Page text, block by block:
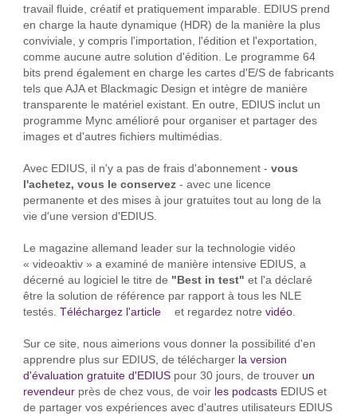
travail fluide, créatif et pratiquement imparable. EDIUS prend
en charge la haute dynamique (HDR) de la manière la plus
conviviale, y compris l'importation, l'édition et l'exportation,
comme aucune autre solution d'édition. Le programme 64
bits prend également en charge les cartes d'E/S de fabricants
tels que AJA et Blackmagic Design et intègre de manière
transparente le matériel existant. En outre, EDIUS inclut un
programme Mync amélioré pour organiser et partager des
images et d'autres fichiers multimédias.
Avec EDIUS, il n'y a pas de frais d'abonnement - vous
l'achetez, vous le conservez- avec une licence
permanente et des mises à jour gratuites tout au long de la
vie d'une version d'EDIUS.
Le magazine allemand leader sur la technologie vidéo
« videoaktiv » a examiné de manière intensive EDIUS, a
décerné au logiciel le titre de "Best in test" et l'a déclaré
être la solution de référence par rapport à tous les NLE
testés. Téléchargez l'article et regardez notre vidéo.
Sur ce site, nous aimerions vous donner la possibilité d'en
apprendre plus sur EDIUS, de télécharger la version
d'évaluation gratuite d'EDIUSpour 30 jours, de trouver un
revendeurprès de chez vous, de voir les podcastsEDIUS et
de partager vos expériences avec d'autres utilisateurs EDIUS